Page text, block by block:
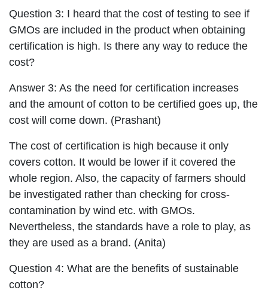
Question 3: I heard that the cost of testing to see if
GMOs are included in the product when obtaining
certification is high. Is there any way to reduce the
cost?
Answer 3: As the need for certification increases
and the amount of cotton to be certified goes up, the
cost will come down. (Prashant)
The cost of certification is high because it only
covers cotton. It would be lower if it covered the
whole region. Also, the capacity of farmers should
be investigated rather than checking for cross-
contamination by wind etc. with GMOs.
Nevertheless, the standards have a role to play, as
they are used as a brand. (Anita)
Question 4: What are the benefits of sustainable
cotton?